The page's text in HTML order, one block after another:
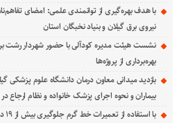
با هدف بهره‌گیری از توانمندی علمی: امضای
نیروی برق گیلان و بنیاد نخبگان استان
نشست هیئت مدیره کودآلی با حضور شهردار رشت
بهره‌برداری از پروژه‌ها
بازدید میدانی معاون درمان دانشگاه علوم پزشکی
بیماران و نحوه اجرای پزشک خانواده و نظام ارجاع
با